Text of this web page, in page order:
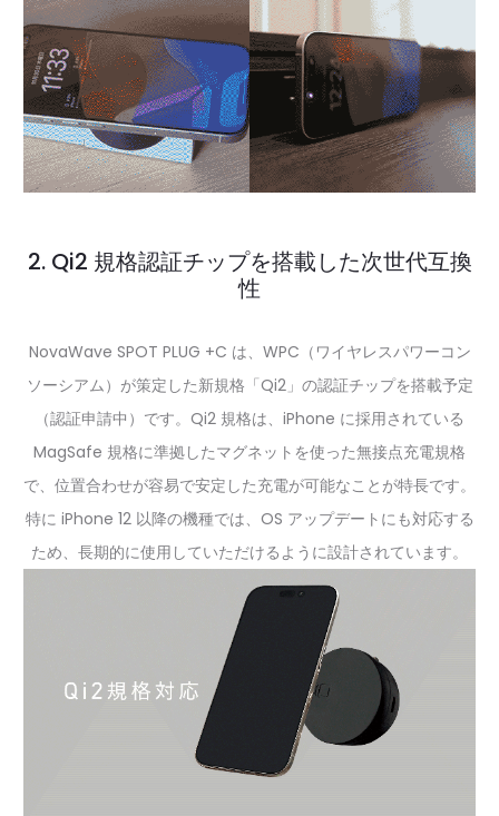
2. Qi2 規格認証チップを搭載した次世代互換
性
NovaWave SPOT PLUG +C は、WPC（ワイヤレスパワーコン
ソーシアム）が策定した新規格「Qi2」の認証チップを搭載予定
（認証申請中）です。Qi2 規格は、iPhone に採用されている
MagSafe 規格に準拠したマグネットを使った無接点充電規格
で、位置合わせが容易で安定した充電が可能なことが特長です。
特に iPhone 12 以降の機種では、OS アップデートにも対応する
ため、長期的に使用していただけるように設計されています。